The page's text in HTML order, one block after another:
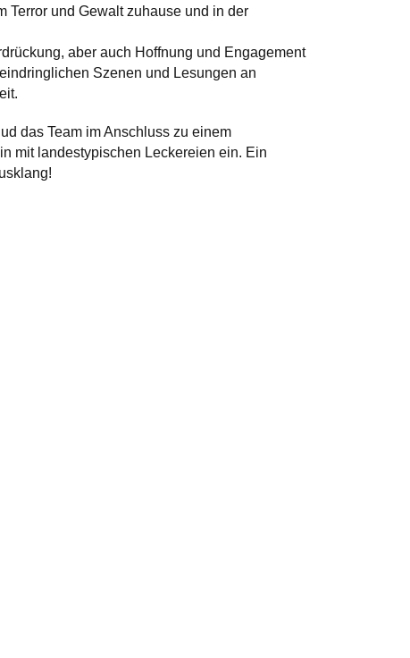
Terror und Gewalt zuhause und in der
aber auch Hoffnung und Engagement
Szenen und Lesungen an
das Team im Anschluss zu einem
mit landestypischen Leckereien ein. Ein